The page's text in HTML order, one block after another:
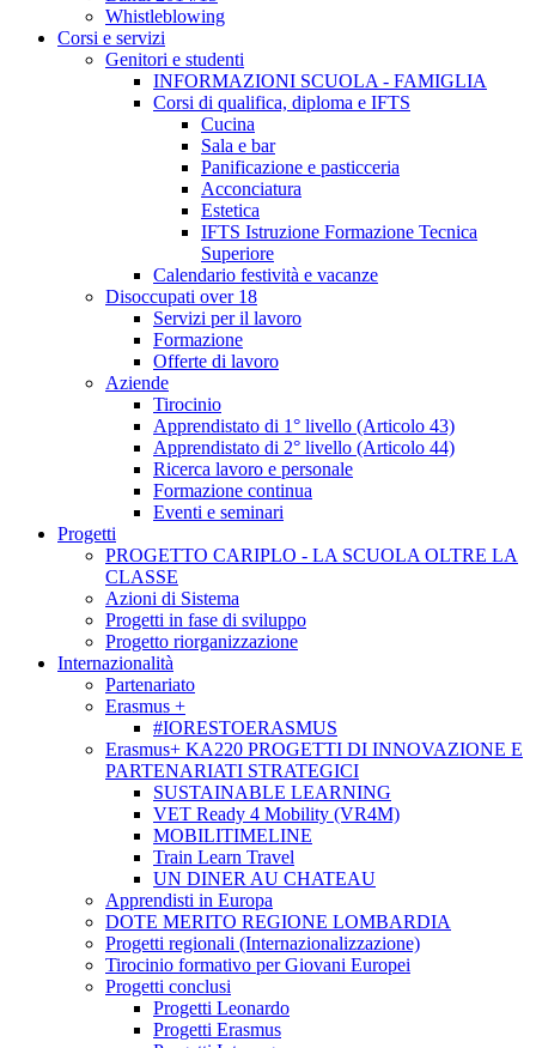
Whistleblowing
Corsi e servizi
Genitori e studenti
INFORMAZIONI SCUOLA - FAMIGLIA
Corsi di qualifica, diploma e IFTS
Cucina
Sala e bar
Panificazione e pasticceria
Acconciatura
Estetica
IFTS Istruzione Formazione Tecnica
Superiore
Calendario festività e vacanze
Disoccupati over 18
Servizi per il lavoro
Formazione
Offerte di lavoro
Aziende
Tirocinio
Apprendistato di 1° livello (Articolo 43)
Apprendistato di 2° livello (Articolo 44)
Ricerca lavoro e personale
Formazione continua
Eventi e seminari
Progetti
PROGETTO CARIPLO - LA SCUOLA OLTRE LA
CLASSE
Azioni di Sistema
Progetti in fase di sviluppo
Progetto riorganizzazione
Internazionalità
Partenariato
Erasmus +
#IORESTOERASMUS
Erasmus+ KA220 PROGETTI DI INNOVAZIONE E
PARTENARIATI STRATEGICI
SUSTAINABLE LEARNING
VET Ready 4 Mobility (VR4M)
MOBILITIMELINE
Train Learn Travel
UN DINER AU CHATEAU
Apprendisti in Europa
DOTE MERITO REGIONE LOMBARDIA
Progetti regionali (Internazionalizzazione)
Tirocinio formativo per Giovani Europei
Progetti conclusi
Progetti Leonardo
Progetti Erasmus